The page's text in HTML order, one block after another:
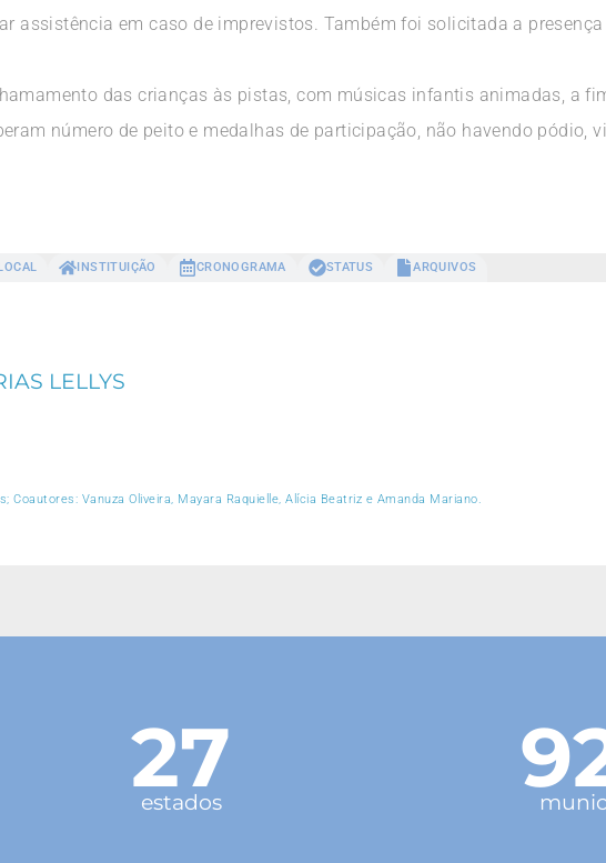
assistência em caso de imprevistos. Também foi solicitada a
das crianças às pistas, com músicas infantis animadas, a
número de peito e medalhas de participação, não havendo pódio,
LOCAL INSTITUIÇÃO CRONOGRAMA STATUS ARQUIVOS
LELLYS
Coautores: Vanuza Oliveira, Mayara Raquielle, Alícia Beatriz e Amanda Mariano.
27
estados